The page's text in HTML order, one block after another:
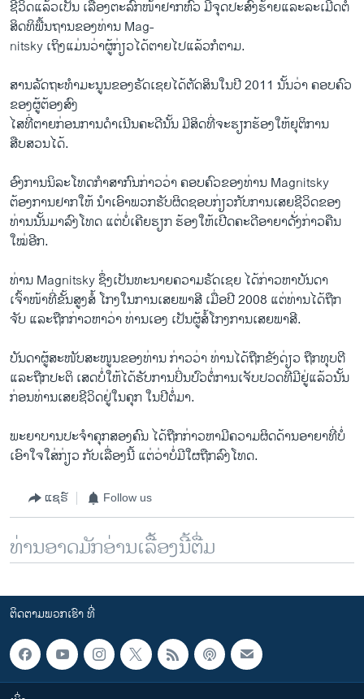
ຊີວິດແລ້ວເປັນ ເລື່ອງຕະລົກໜ້າຢາກຫົວ ມີຈຸດປະສົງຮ້າຍແລະລະເມີດຕໍ່
ສິດທິພື້ນຖານຂອງທ່ານ Mag-
nitsky ເຖິງແມ່ນວ່າຜູ້ກ່ຽວໄດ້ຕາຍໄປແລ້ວກໍຕາມ.
ສານລັດຖະທໍາມະນູນຂອງຣັດເຊຍໄດ້ຕັດສິນໃນປີ 2011 ນັ້ນວ່າ ຄອບຄົວ
ຂອງຜູ້ຕ້ອງສົງ
ໄສທີ່ຕາຍກ່ອນການດຳເນີນຄະດີນັ້ນ ມີສິດທີ່ຈະຮຽກຮ້ອງໃຫ້ຍຸຕິການ
ສືບສວນໄດ້.
ອົງການນິລະໂທດກຳສາກົນກ່າວວ່າ ຄອບຄົວຂອງທ່ານ Magnitsky
ຕ້ອງການຢາກໃຫ້ ນຳເອົາພວກຮັບຜິດຊອບກ່ຽວກັບການເສຍຊີວິດຂອງ
ທ່ານນັ້ນມາລົງໂທດ ແຕ່ບໍ່ເຄີຍຮຽກ ຮ້ອງໃຫ້ເປີດຄະດີອາຍາດັ່ງກ່າວຄືນ
ໃໝ່ອີກ.
ທ່ານ Magnitsky ຊຶ່ງເປັນທະນາຍຄວາມຣັດເຊຍ ໄດ້ກ່າວຫາບັນດາ
ເຈົ້າໜ້າທີ່ຂັ້ນສູງສໍ້ ໂກງໃນການເສຍພາສີ ເມື່ອປີ 2008 ແຕ່ທ່ານໄດ້ຖືກ
ຈັບ ແລະຖືກກ່າວຫາວ່າ ທ່ານເອງ ເປັນຜູ້ສໍ້ໂກງການເສຍພາສີ.
ບັນດາຜູ້ສະໜັບສະໜູນຂອງທ່ານ ກ່າວວ່າ ທ່ານໄດ້ຖືກຂັງດ່ຽວ ຖືກທຸບຕີ
ແລະຖືກປະຕິ ເສດບໍ່ໃຫ້ໄດ້ຮັບການປິ່ນປົວຕໍ່ການເຈັບປວດທີ່ມີຢູ່ແລ້ວນັ້ນ
ກ່ອນທ່ານເສຍຊີວິດຢູ່ໃນຄຸກ ໃນປີຕໍ່ມາ.
ພະຍາບານປະຈໍາຄຸກສອງຄົນ ໄດ້ຖືກກ່າວຫາມີຄວາມຜິດດ້ານອາຍາທີ່ບໍ່
ເອົາໃຈໃສ່ກ່ຽວ ກັບເລື່ອງນີ້ ແຕ່ວ່າບໍ່ມີໃຜຖືກລົງໂທດ.
ແຊຣ໌ Follow us
ທ່ານອາດມັກອ່ານເລື້ອງນີ້ຕື່ມ
ຕິດຕາມພວກເຮົາ ທີ່